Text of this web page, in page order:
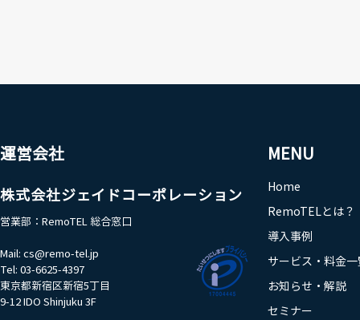
運営会社
株式会社ジェイドコーポレーション
営業部：RemoTEL 総合窓口​
Mail: cs@remo-tel.jp
Tel: 03-6625-4397
東京都新宿区新宿5丁目
9-12 IDO Shinjuku 3F
MENU
Home
RemoTELとは？
導入事例
サービス・料金
お知らせ・解説
セミナー